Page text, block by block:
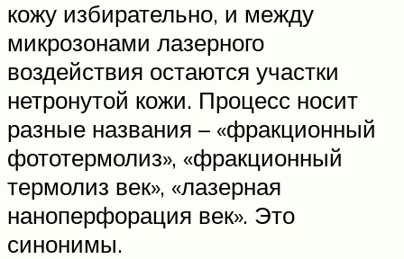
кожу избирательно, и между
микрозонами лазерного
воздействия остаются участки
нетронутой кожи. Процесс носит
разные названия – «фракционный
фототермолиз», «фракционный
термолиз век», «лазерная
наноперфорация век». Это
синонимы.